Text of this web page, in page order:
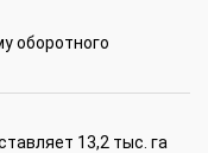
оборотного
13,2 тыс. га